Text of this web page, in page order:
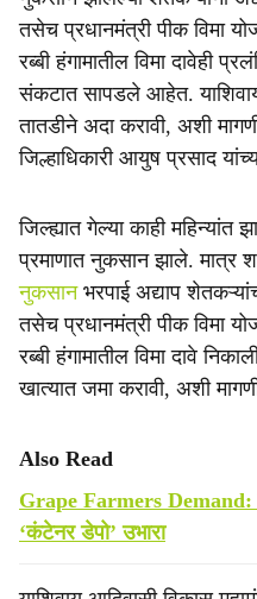
r
e
तसेच प्रधानमंत्री पीक विमा
रब्बी हंगामातील विमा दावेही
संकटात सापडले आहेत.
तातडीने अदा करावी, अशी
जिल्हाधिकारी आयुष प्रसाद
जिल्ह्यात गेल्या काही महिन्यांत
प्रमाणात नुकसान झाले. मात्र
नुकसान भरपाई अद्याप
तसेच प्रधानमंत्री पीक विमा
रब्बी हंगामातील विमा दावे
खात्यात जमा करावी, अशी
Also Read
Grape Farmers Demand:
‘कंटेनर डेपो’ उभारा